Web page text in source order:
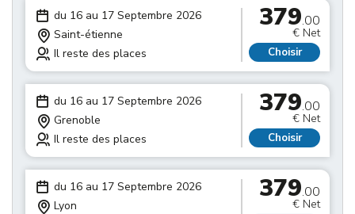
du 16 au 17 Septembre 2026
Saint-étienne
Il reste des places
379.00
€ Net
Choisir
du 16 au 17 Septembre 2026
Grenoble
Il reste des places
379.00
€ Net
Choisir
du 16 au 17 Septembre 2026
Lyon
379.00
€ Net